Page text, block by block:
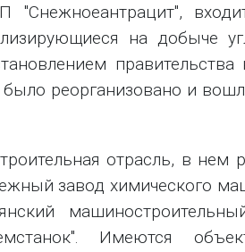
"Снежноеантрацит",
на добыче
правительства
реорганизовано и
отрасль, в нем
завод химического
Имеются